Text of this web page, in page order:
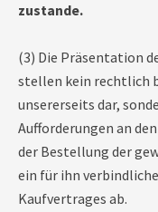
zustande.
(3) Die Präsentation
stellen kein rechtlich
unsererseits dar,
Aufforderungen an
der Bestellung der
ein für ihn
Kaufvertrages ab.